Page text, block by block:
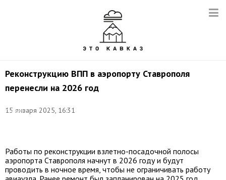
Реконструкцию ВПП в аэропорту Ставрополя
перенесли на 2026 год
15 января 2025, 16:31
Сергей
Работы по реконструкции взлетно-посадочной полосы
аэропорта Ставрополя начнут в 2026 году и будут
проводить в ночное время, чтобы не ограничивать работу